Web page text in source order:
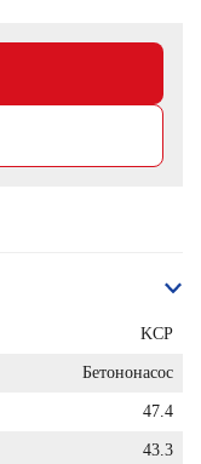
KCP
Бетононасос
47.4
43.3